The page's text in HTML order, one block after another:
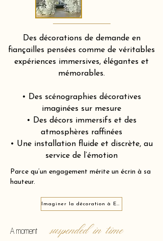
Des décorations de demande en
fiançailles pensées comme de véritables
expériences immersives, élégantes et
mémorables.
• Des scénographies décoratives
imaginées sur mesure
• Des décors immersifs et des
atmosphères raffinées
• Une installation fluide et discrète, au
service de l’émotion
Parce qu’un engagement mérite un écrin à sa
hauteur.
Imaginer la décoration à Essert 90850
A moment suspended in time